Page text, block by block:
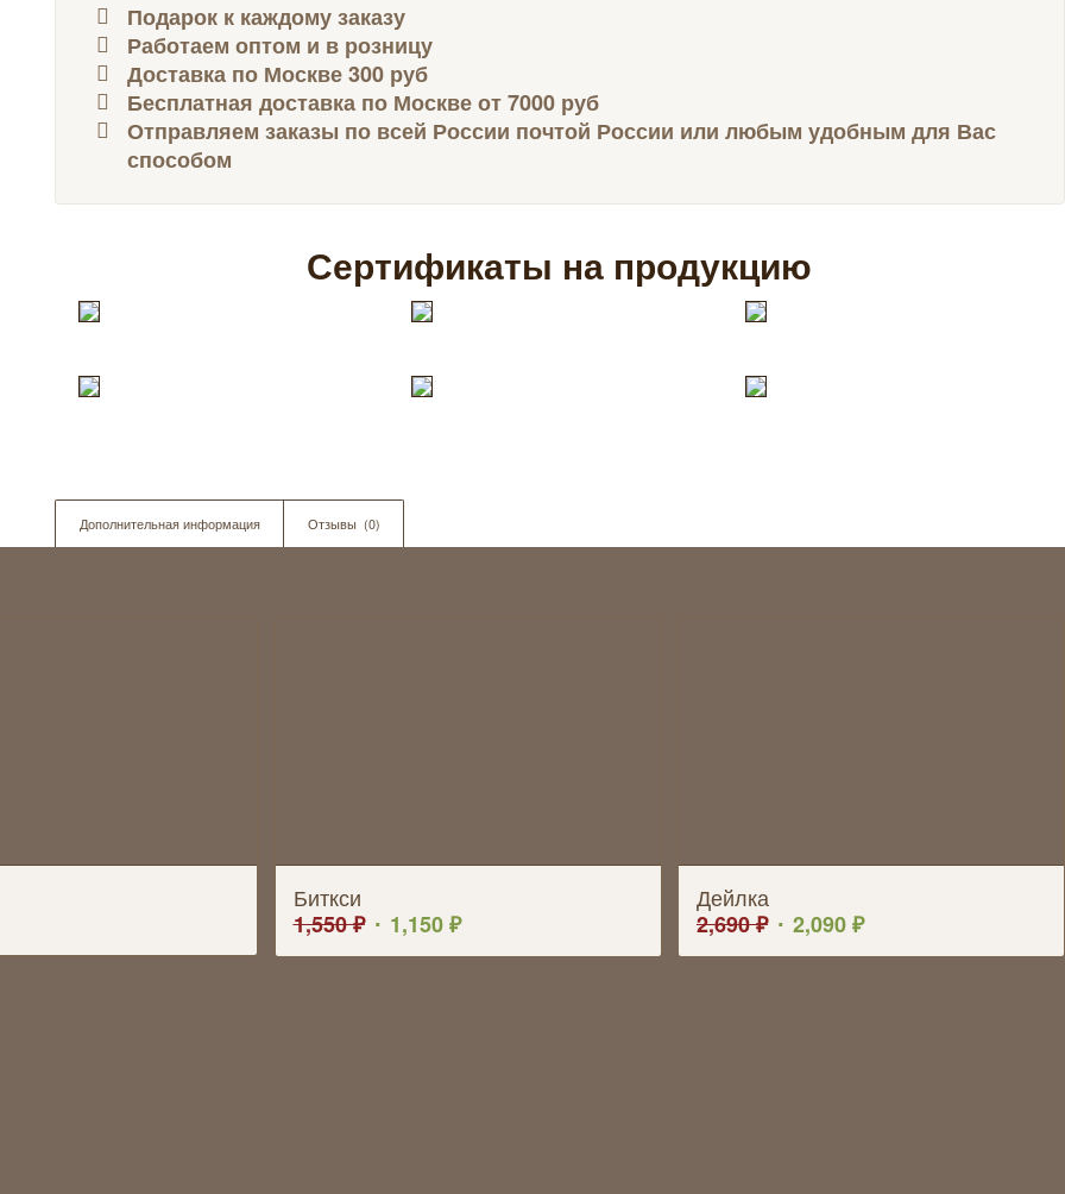
Подарок к каждому заказу
Работаем оптом и в розницу
Доставка по Москве 300 руб
Бесплатная доставка по Москве от 7000 руб
Отправляем заказы по всей России почтой России или любым удобным для Вас
способом
Сертификаты на продукцию
Дополнительная информация Отзывы  (0)
Биткси
1,550₽ 1,150₽
Дейлка
2,690₽ 2,090₽